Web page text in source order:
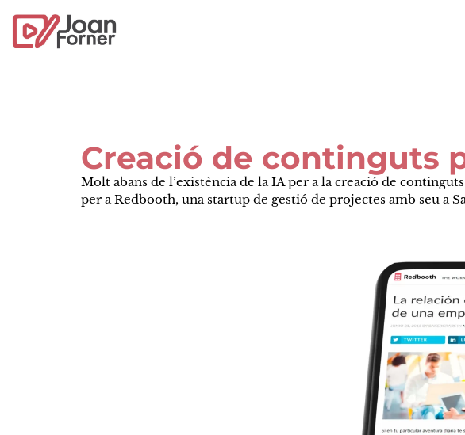
Creació de continguts
Molt abans de l’existència de la IA per a la creació de
per a Redbooth, una startup de gestió de projectes amb seu a